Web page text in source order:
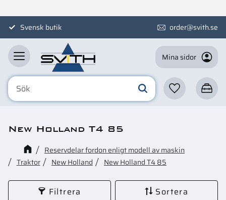
MenySvensk butik order@svith.se
Mina sidor
Favoriter
New Holland T4 85
Reservdelar fordon enligt modell av maskin
Traktor
New Holland New Holland T4 85
Filtrera Sortera